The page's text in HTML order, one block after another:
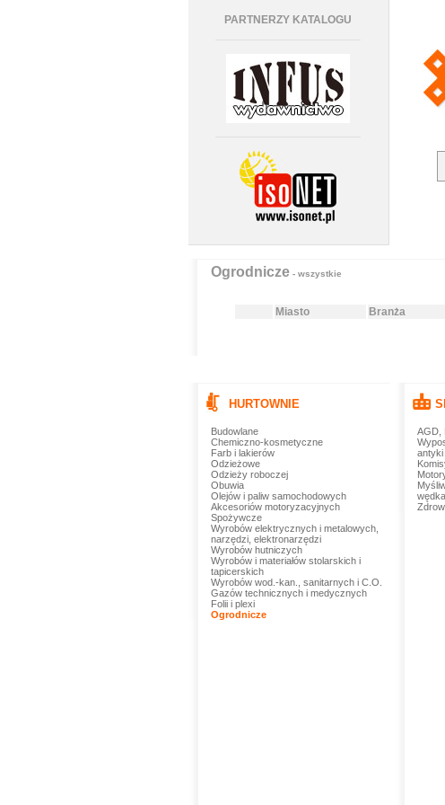
PARTNERZY KATALOGU
Ogrodnicze- wszystkie
Miasto Branża
HURTOWNIE
Budowlane
Chemiczno-kosmetyczne
Farb i lakierów
Odzieżowe
Odzieży roboczej
Obuwia
Olejów i paliw samochodowych
Akcesoriów motoryzacyjnych
Spożywcze
Wyrobów elektrycznych i metalowych,
narzędzi, elektronarzędzi
Wyrobów hutniczych
Wyrobów i materiałów stolarskich i
tapicerskich
Wyrobów wod.-kan., sanitarnych i C.O.
Gazów technicznych i medycznych
Folii i plexi
Ogrodnicze
AGD,
antyki